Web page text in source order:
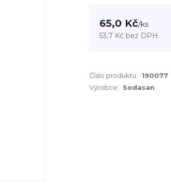
65,0 Kč/ks
53,7 Kč bez DPH
Číslo produktu: 190077
Výrobce:
Sodasan